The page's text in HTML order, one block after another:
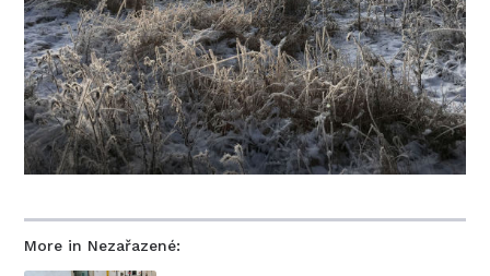
More in Nezařazené: